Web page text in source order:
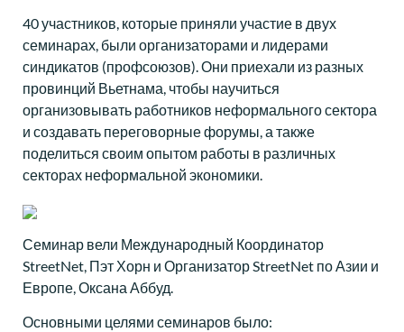
40 участников, которые приняли участие в двух
семинарах, были организаторами и лидерами
синдикатов (профсоюзов). Они приехали из разных
провинций Вьетнама, чтобы научиться
организовывать работников неформального сектора
и создавать переговорные форумы, а также
поделиться своим опытом работы в различных
секторах неформальной экономики.
Семинар вели Международный Координатор
StreetNet, Пэт Хорн и Организатор StreetNet по Азии и
Европе, Оксана Аббуд.
Основными целями семинаров было: